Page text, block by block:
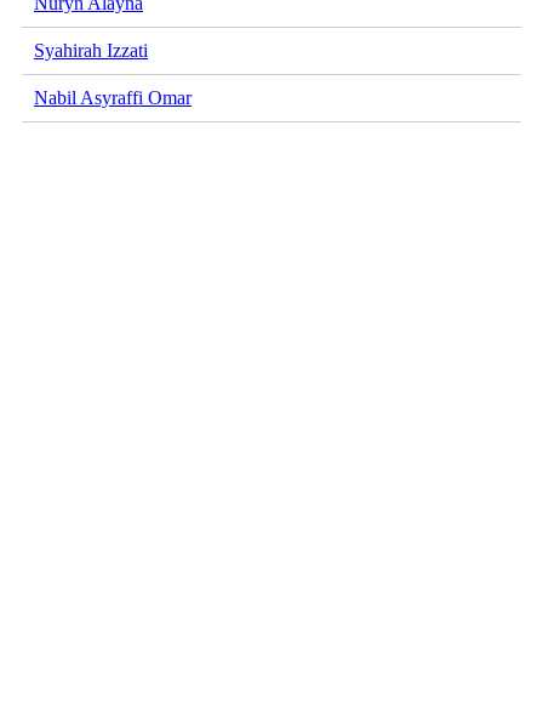
Syahirah Izzati
Nabil Asyraffi Omar